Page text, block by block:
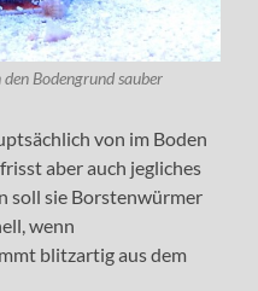
Bodengrund sauber
von im Boden
frisst aber auch jegliches
soll sie Borstenwürmer
wenn
blitzartig aus dem